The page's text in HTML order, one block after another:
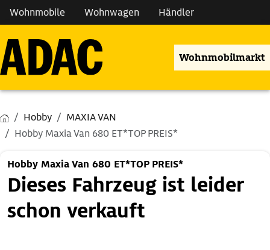
Wohnmobile Wohnwagen Händler
Wohnmobilmarkt
Hobby
MAXIA VAN
Hobby Maxia Van 680 ET*TOP PREIS*
Hobby Maxia Van 680 ET*TOP PREIS*
Dieses Fahrzeug ist leider
schon verkauft